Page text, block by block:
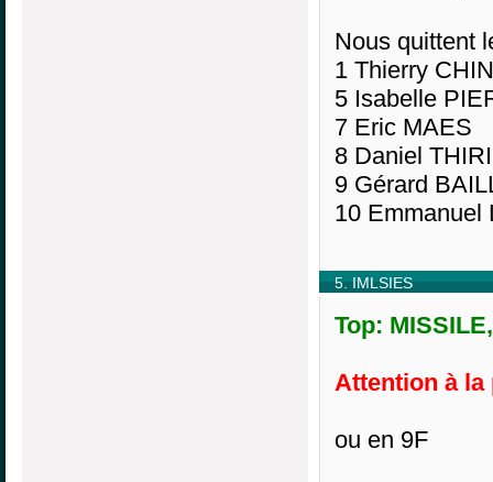
Nous quittent
1 Thierry
5 Isabelle
7 Eric MAES
8 Daniel
9 Gérard
10 Emmanuel
5. IMLSIES
Top:
Attention à la
ou en 9F